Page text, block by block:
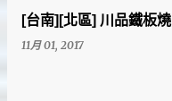
[台南][北區] 川品鐵板
11月 01, 2017